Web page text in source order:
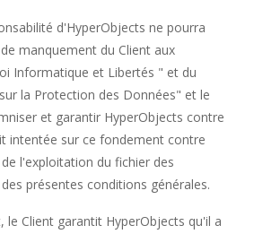
d'HyperObjects ne pourra
manquement du Client aux
Informatique et Libertés " et du
la Protection des Données" et le
et garantir HyperObjects contre
intentée sur ce fondement contre
l'exploitation du fichier des
présentes conditions générales.
le Client garantit HyperObjects qu'il a